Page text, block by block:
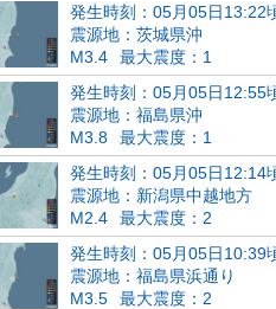
発生時刻：05月05日13:22
震源地：茨城県沖
M3.4
最大震度：1
発生時刻：05月05日12:55
震源地：福島県沖
M3.8
最大震度：1
発生時刻：05月05日12:14
震源地：新潟県中越地方
M2.4
最大震度：2
発生時刻：05月05日10:39
震源地：福島県浜通り
M3.5
最大震度：2